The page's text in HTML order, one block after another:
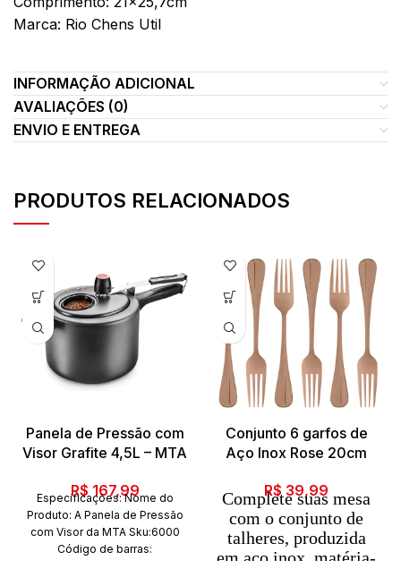
Marca: Rio Chens Util
INFORMAÇÃO ADICIONAL
AVALIAÇÕES (0)
ENVIO E ENTREGA
PRODUTOS RELACIONADOS
Panela de Pressão com
Visor Grafite 4,5L – MTA
R$ 167,99
Especificações: Nome do
Produto: A Panela de Pressão
com Visor da MTASku:6000
Código de barras:
Conjunto 6 garfos de
Aço Inox Rose 20cm
R$ 39,99
Complete suas mesa
com o conjunto de
talheres, produzida
em aço inox, matéria-